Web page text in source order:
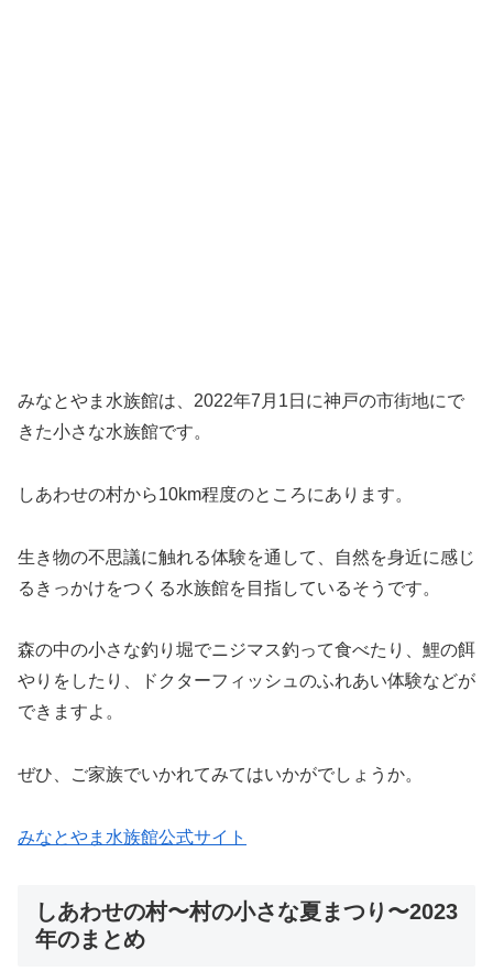
みなとやま水族館は、2022年7月1日に神戸の市街地にで
きた小さな水族館です。
しあわせの村から10km程度のところにあります。
生き物の不思議に触れる体験を通して、自然を身近に感じ
るきっかけをつくる水族館を目指しているそうです。
森の中の小さな釣り堀でニジマス釣って食べたり、鯉の餌
やりをしたり、ドクターフィッシュのふれあい体験などが
できますよ。
ぜひ、ご家族でいかれてみてはいかがでしょうか。
みなとやま水族館公式サイト
しあわせの村〜村の小さな夏まつり〜2023
年のまとめ